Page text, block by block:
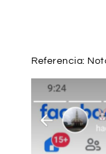
Referencia: